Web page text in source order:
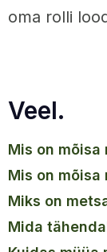
oma rolli
Veel.
mis on
mis on
miks on
mida